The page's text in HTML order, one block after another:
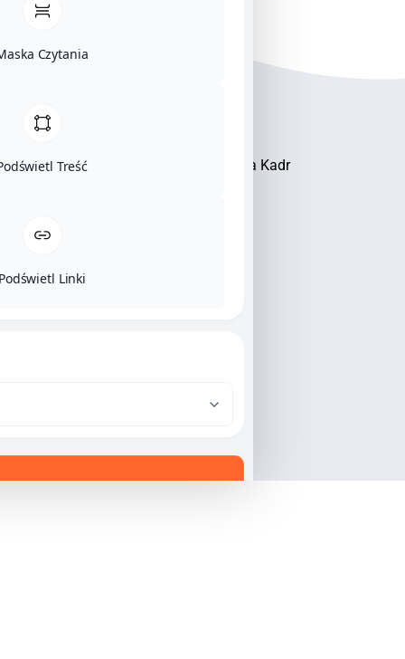
Powiatowym Urzędzie Pracy.
Akademia Kształcenia Kadr
Czytania
Treść
Linki